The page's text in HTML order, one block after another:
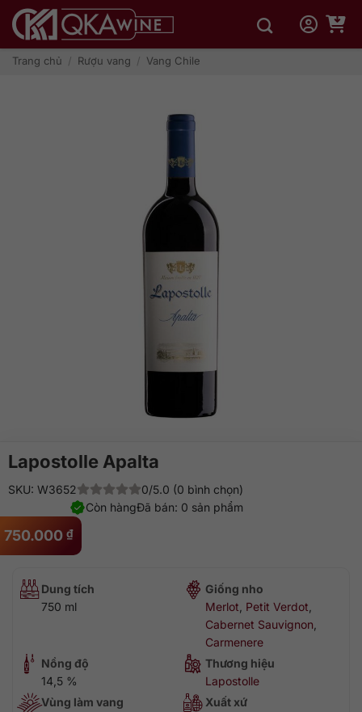
qua
dungTrang chủ / Rượu vang / Vang Chile
Lapostolle Apalta
750.000 ₫
SKU: W3652
0/5.0 (0 bình chọn)
Đã bán: 0 sản phẩm
Còn hàng
Dung tích
750 ml
Giống nho
Merlot Petit Verdot
Cabernet Sauvignon
Carmenere
Nồng độ
14,5 %
Thương hiệu
Lapostolle
Vùng làm vang
Xuất xứ